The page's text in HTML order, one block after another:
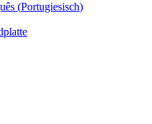
(Portugiesisch)